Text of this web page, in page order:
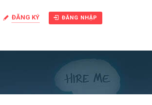
ĐĂNG KÝ ĐĂNG NHẬP